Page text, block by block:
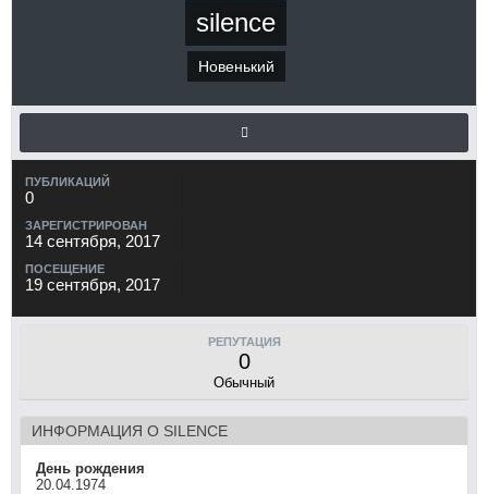
silence
Новенький
ПУБЛИКАЦИЙ
0
ЗАРЕГИСТРИРОВАН
14 сентября, 2017
ПОСЕЩЕНИЕ
19 сентября, 2017
РЕПУТАЦИЯ
0
Обычный
ИНФОРМАЦИЯ О SILENCE
День рождения
20.04.1974